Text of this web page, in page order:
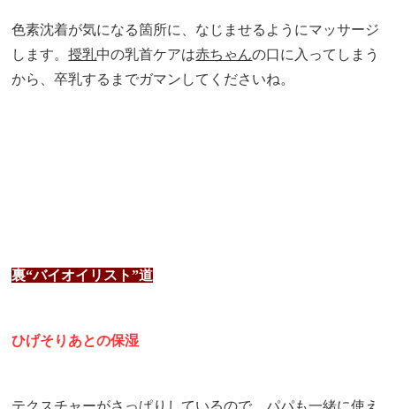
色素沈着が気になる箇所に、 なじませるようにマッサージ
します。授乳中の乳首ケアは赤ちゃんの口に入ってしまう
から、卒乳するまでガマンしてくださいね。
裏“バイオイリスト”道
ひげそりあとの保湿